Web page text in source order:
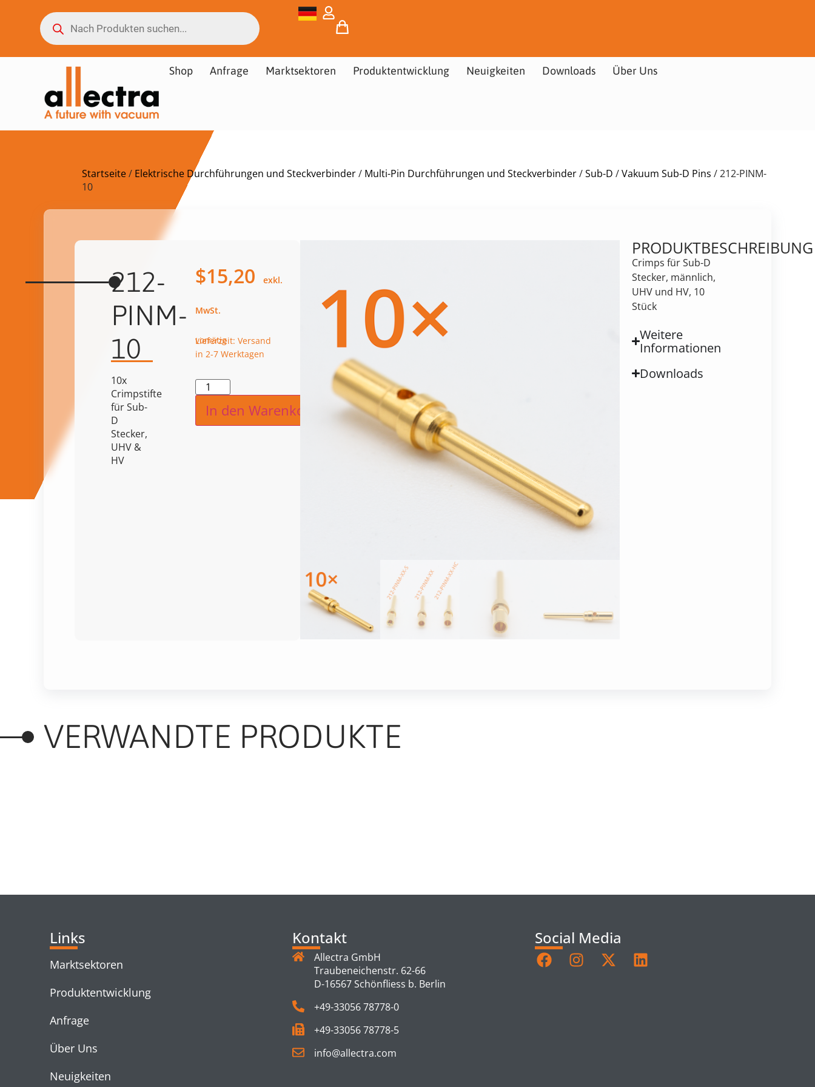
Shop Anfrage Marktsektoren Produktentwicklung Neuigkeiten Downloads Über Uns
Startseite/ Elektrische Durchführungen und Steckverbinder/ Multi-Pin Durchführungen und Steckverbinder/Sub-D /Vakuum Sub-D Pins / 212-PINM-
10
212-
PINM-
10
10x
Crimpstifte
für Sub-
D
Stecker,
UHV &
HV
$15,20
vorrätig
Lieferzeit: Versand
in 2-7 Werktagen
In den Warenkorb
PRODUKTBESCHREIBUNG
Crimps für Sub-D
Stecker, männlich,
UHV und HV, 10
Stück
Weitere
Informationen
Downloads
VERWANDTE PRODUKTE
Links
Marktsektoren
Produktentwicklung
Anfrage
Über Uns
Neuigkeiten
Kontakt
Allectra GmbH
Traubeneichenstr. 62-66
D-16567 Schönfliess b. Berlin
+49-33056 78778-0
+49-33056 78778-5
info@allectra.com
Social Media